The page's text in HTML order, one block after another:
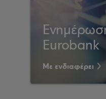
Eurobank
Με ενδιαφέρει